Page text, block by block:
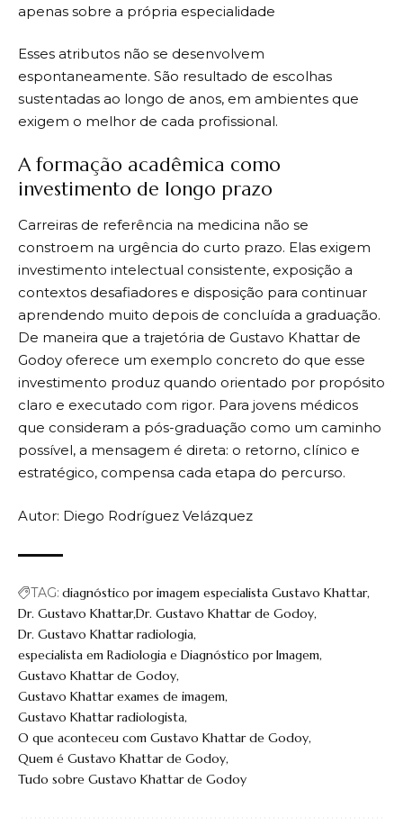
apenas sobre a própria especialidade
Esses atributos não se desenvolvem
espontaneamente. São resultado de escolhas
sustentadas ao longo de anos, em ambientes que
exigem o melhor de cada profissional.
A formação acadêmica como
investimento de longo prazo
Carreiras de referência na medicina não se
constroem na urgência do curto prazo. Elas exigem
investimento intelectual consistente, exposição a
contextos desafiadores e disposição para continuar
aprendendo muito depois de concluída a graduação.
De maneira que a trajetória de Gustavo Khattar de
Godoy oferece um exemplo concreto do que esse
investimento produz quando orientado por propósito
claro e executado com rigor. Para jovens médicos
que consideram a pós-graduação como um caminho
possível, a mensagem é direta: o retorno, clínico e
estratégico, compensa cada etapa do percurso.
Autor: Diego Rodríguez Velázquez
TAG: diagnóstico por imagem especialista Gustavo Khattar
Dr. Gustavo KhattarDr. Gustavo Khattar de Godoy
Dr. Gustavo Khattar radiologia
especialista em Radiologia e Diagnóstico por Imagem
Gustavo Khattar de Godoy
Gustavo Khattar exames de imagem
Gustavo Khattar radiologista
O que aconteceu com Gustavo Khattar de Godoy
Quem é Gustavo Khattar de Godoy
Tudo sobre Gustavo Khattar de Godoy